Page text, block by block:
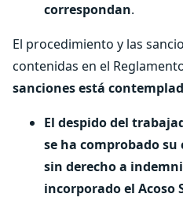
correspondan.
El procedimiento y las
contenidas en el
sanciones está
El despido del
se ha comprobado su
sin derecho a
incorporado el Acoso